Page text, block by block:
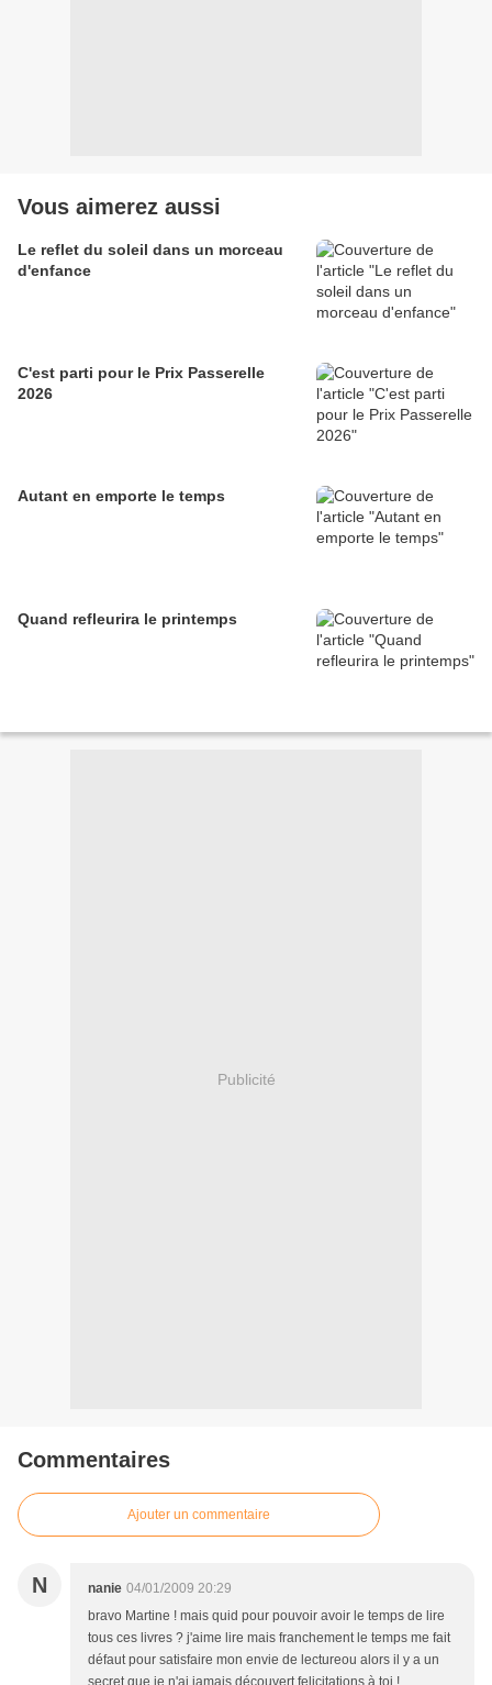
Vous aimerez aussi
Le reflet du soleil dans un morceau
d'enfance
C'est parti pour le Prix Passerelle
2026
Autant en emporte le temps
Quand refleurira le printemps
Publicité
Commentaires
Ajouter un commentaire
N nanie 04/01/2009 20:29
bravo Martine ! mais quid pour pouvoir avoir le temps de lire
tous ces livres ? j'aime lire mais franchement le temps me fait
défaut pour satisfaire mon envie de lectureou alors il y a un
secret que je n'ai jamais découvert felicitations à toi !